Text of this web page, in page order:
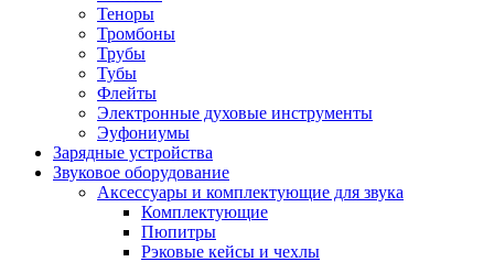
Теноры
Тромбоны
Трубы
Тубы
Флейты
Электронные духовые инструменты
Эуфониумы
Зарядные устройства
Звуковое оборудование
Аксессуары и комплектующие для звука
Комплектующие
Пюпитры
Рэковые кейсы и чехлы